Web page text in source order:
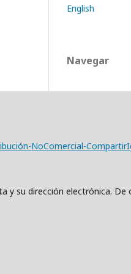
English
Navegar
NoComercial-
y su dirección electrónica.